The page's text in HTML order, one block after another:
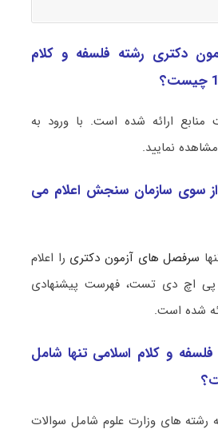
دکتری رشته فلسفه و کلام
ارائه شده است. با ورود به
نمایید.
از سوی سازمان سنجش اعلام می
سرفصل های آزمون دکتری را اعلام
پی اچ دی تست، فهرست پیشنهادی
شده است.
و کلام اسلامی تنها شامل
رشته های وزارت علوم شامل سوالات